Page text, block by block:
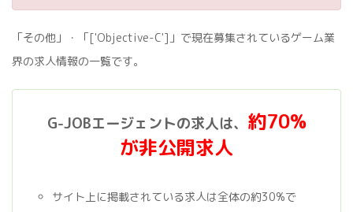
「その他」・「['Objective-C']」で現在募集されているゲーム業
界の求人情報の一覧です。
G-JOBエージェントの求人は、 約70%
が非公開求人
サイト上に掲載されている求人は全体の約30%で